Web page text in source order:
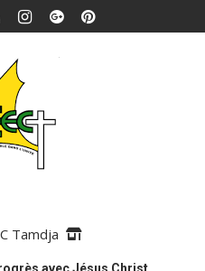
Tamdja